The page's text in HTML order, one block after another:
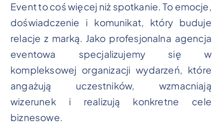
Event to coś więcej niż spotkanie. To emocje,
doświadczenie i komunikat, który buduje
relacje z marką. Jako profesjonalna agencja
eventowa specjalizujemy się w
kompleksowej organizacji wydarzeń, które
angażują uczestników, wzmacniają
wizerunek i realizują konkretne cele
biznesowe.